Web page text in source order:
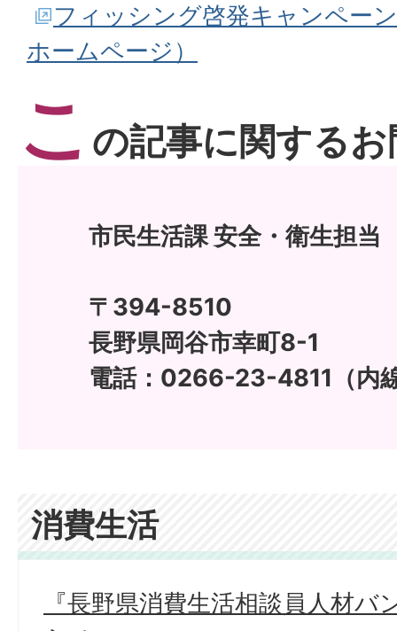
フィッシング啓発キャンペー
ホームページ）
こ の記事に関する
市民生活課 安全・衛生担当
〒394-8510
長野県岡谷市幸町8-1
電話：0266-23-4811（内
消費生活
『長野県消費生活相談員人材